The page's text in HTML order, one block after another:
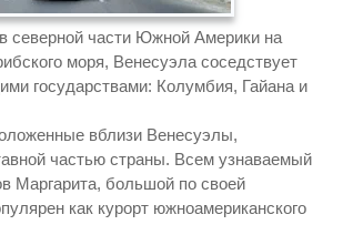
северной части Южной Америки на
моря, Венесуэла соседствует
государствами: Колумбия, Гайана и
вблизи Венесуэлы,
частью страны. Всем узнаваемый
Маргарита, большой по своей
как курорт южноамериканского